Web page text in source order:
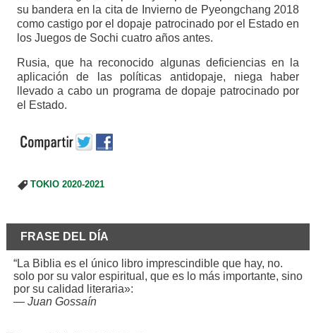
su bandera en la cita de Invierno de Pyeongchang 2018
como castigo por el dopaje patrocinado por el Estado en
los Juegos de Sochi cuatro años antes.
Rusia, que ha reconocido algunas deficiencias en la
aplicación de las políticas antidopaje, niega haber
llevado a cabo un programa de dopaje patrocinado por
el Estado.
TOKIO 2020-2021
FRASE DEL DÍA
“La Biblia es el único libro imprescindible que hay, no.
solo por su valor espiritual, que es lo más importante, sino
por su calidad literaria»:
— Juan Gossaín